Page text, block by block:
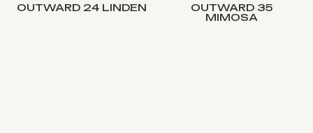
OUTWARD 24 LINDEN
OUTWARD 35
MIMOSA